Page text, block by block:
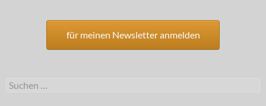
für meinen Newsletter anmelden
Suchen